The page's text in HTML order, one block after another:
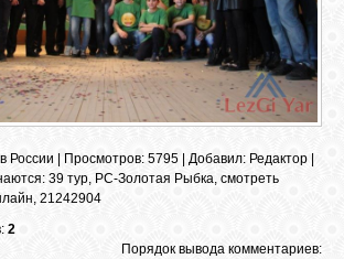
России Просмотров: 5795 | Добавил: Редактор
: 39 тур, РС-Золотая Рыбка, смотреть
, 21242904
2
Порядок вывода комментариев: